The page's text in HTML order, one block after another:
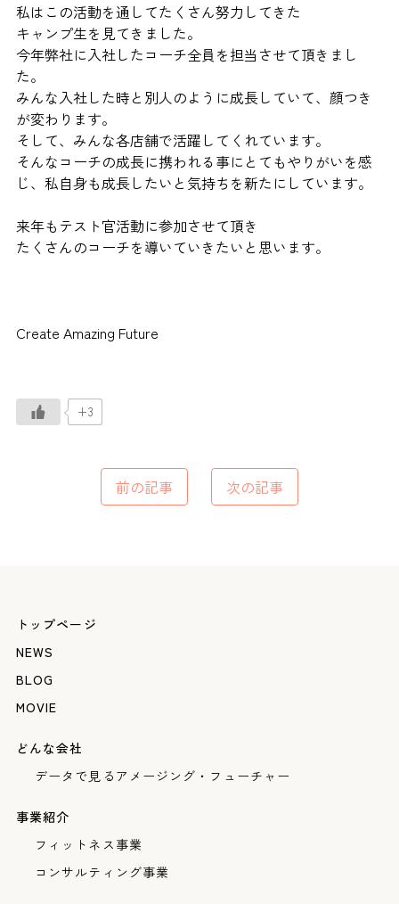
私はこの活動を通してたくさん努力してきた
キャンプ生を見てきました。
今年弊社に入社したコーチ全員を担当させて頂きまし
た。
みんな入社した時と別人のように成長していて、顔つき
が変わります。
そして、みんな各店舗で活躍してくれています。
そんなコーチの成長に携われる事にとてもやりがいを感
じ、私自身も成長したいと気持ちを新たにしています。
来年もテスト官活動に参加させて頂き
たくさんのコーチを導いていきたいと思います。
Create Amazing Future
+3
前の記事 次の記事
トップページ
NEWS
BLOG
MOVIE
どんな会社
データで見るアメージング・フューチャー
事業紹介
フィットネス事業
コンサルティング事業